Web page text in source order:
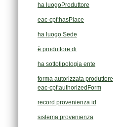
ha luogoProduttore
eac-cpf:hasPlace
ha luogo Sede
è produttore di
ha sottotipologia ente
forma autorizzata produttore
eac-cpf:authorizedForm
record provenienza id
sistema provenienza